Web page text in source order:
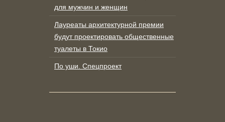
для мужчин и женщин
Лауреаты архитектурной премии
будут проектировать общественные
туалеты в Токио
По уши. Спецпроект